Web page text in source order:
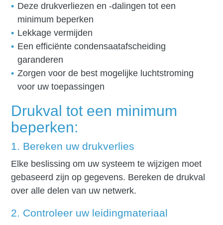
Deze drukverliezen en -dalingen tot een
minimum beperken
Lekkage vermijden
Een efficiënte condensaatafscheiding
garanderen
Zorgen voor de best mogelijke luchtstroming
voor uw toepassingen
Drukval tot een minimum
beperken:
1. Bereken uw drukverlies
Elke beslissing om uw systeem te wijzigen moet
gebaseerd zijn op gegevens. Bereken de drukval
over alle delen van uw netwerk.
2. Controleer uw leidingmateriaal